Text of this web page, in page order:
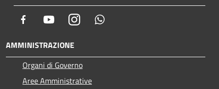
Facebook YoutubeInstagram
AMMINISTRAZIONE
Organi di Governo
Aree Amministrative